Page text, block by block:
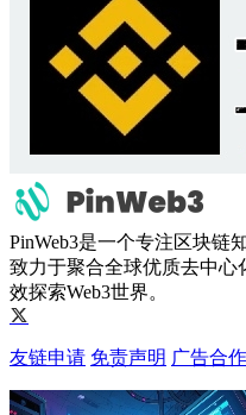
PinWeb3是一个专注区块链
致力于聚合全球优质去中心
效探索Web3世界。
友链申请 免责声明 广告合作